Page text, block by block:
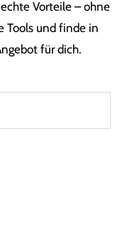
Vorteile – ohne
Tools und finde in
für dich.